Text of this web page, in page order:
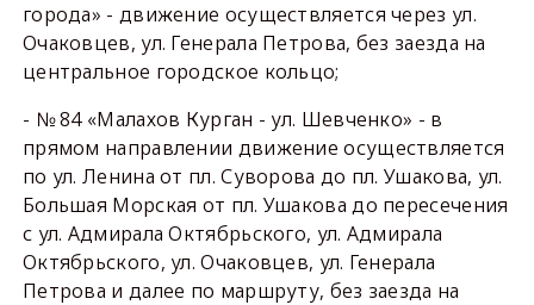
города» - движение осуществляется через ул.
Очаковцев, ул. Генерала Петрова, без заезда на
центральное городское кольцо;
- № 84 «Малахов Курган - ул. Шевченко» - в
прямом направлении движение осуществляется
по ул. Ленина от пл. Суворова до пл. Ушакова, ул.
Большая Морская от пл. Ушакова до пересечения
с ул. Адмирала Октябрьского, ул. Адмирала
Октябрьского, ул. Очаковцев, ул. Генерала
Петрова и далее по маршруту, без заезда на